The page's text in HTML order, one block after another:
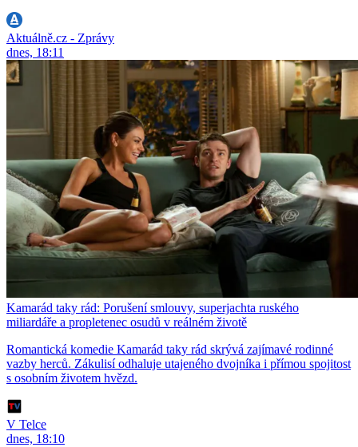
Aktuálně.cz - Zprávy
dnes, 18:11
Kamarád taky rád: Porušení smlouvy, superjachta ruského
miliardáře a propletenec osudů v reálném životě
Romantická komedie Kamarád taky rád skrývá zajímavé rodinné
vazby herců. Zákulisí odhaluje utajeného dvojníka i přímou spojitost
s osobním životem hvězd.
V Telce
dnes, 18:10